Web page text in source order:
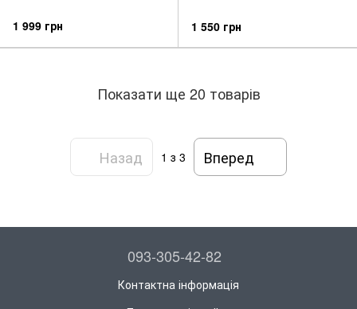
1 999 грн 1 550 грн
Показати ще 20 товарів
Назад 1 з 3 Вперед
093-305-42-82
Контактна інформація